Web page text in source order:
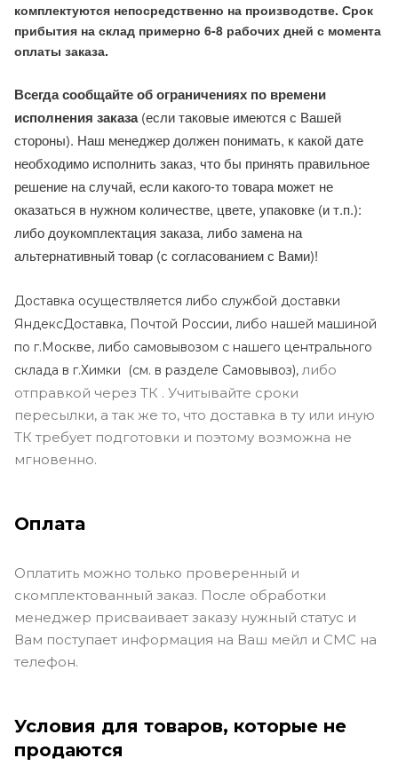
комплектуются непосредственно на производстве. Срок
прибытия на склад примерно 6-8 рабочих дней с момента
оплаты заказа.
Всегда сообщайте об ограничениях по времени
исполнения заказа(если таковые имеются с Вашей
стороны). Наш менеджер должен понимать, к какой дате
необходимо исполнить заказ, что бы принять правильное
решение на случай, если какого-то товара может не
оказаться в нужном количестве, цвете, упаковке (и т.п.):
либо доукомплектация заказа, либо замена на
альтернативный товар (с согласованием с Вами)!
Доставка осуществляется либо службой доставки
ЯндексДоставка, Почтой России, либо нашей машиной
по г.Москве, либо самовывозом с нашего центрального
склада в г.Химки (см. в разделе Самовывоз), либо
отправкой через ТК . Учитывайте сроки
пересылки, а так же то, что доставка в ту или иную
ТК требует подготовки и поэтому возможна не
мгновенно.
Оплата
Оплатить можно только проверенный и
скомплектованный заказ. После обработки
менеджер присваивает заказу нужный статус и
Вам поступает информация на Ваш мейл и СМС на
телефон.
Условия для товаров, которые не
продаются